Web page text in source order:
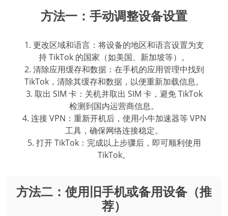
方法一：手动调整设备设置
1. 更改区域和语言：将设备的地区和语言设置为支
持 TikTok 的国家（如美国、新加坡等）。
2. 清除应用缓存和数据：在手机的应用管理中找到
TikTok，清除其缓存和数据，以便重新加载信息。
3. 取出 SIM 卡：关机并取出 SIM 卡，避免 TikTok
检测到国内运营商信息。
4. 连接 VPN：重新开机后，使用小牛加速器等 VPN
工具，确保网络连接稳定。
5. 打开 TikTok：完成以上步骤后，即可顺利使用
TikTok。
方法二：使用旧手机或备用设备（推
荐）